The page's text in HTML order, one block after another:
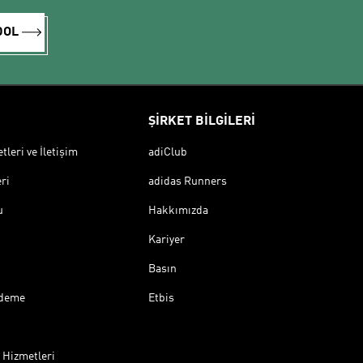
ve İletişim
Hizmetleri
ŞİRKET BİLGİLERİ
adiClub
adidas Runners
Hakkımızda
Kariyer
Basın
Etbis